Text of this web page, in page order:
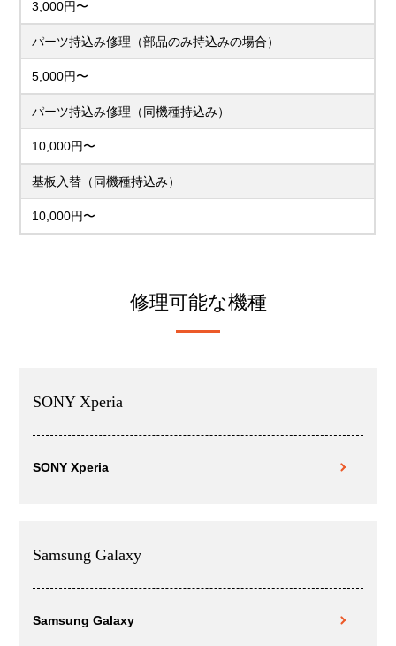
3,000円〜
パーツ持込み修理（部品のみ持込みの場合）
5,000円〜
パーツ持込み修理（同機種持込み）
10,000円〜
基板入替（同機種持込み）
10,000円〜
修理可能な機種
SONY Xperia
SONY Xperia
Samsung Galaxy
Samsung Galaxy